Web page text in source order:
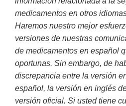
medicamentos en otros
Haremos nuestro mejor
versiones de nuestras
de medicamentos en español
oportunas. Sin embargo, de
discrepancia entre la versión
español, la versión en inglés
versión oficial. Si usted tiene